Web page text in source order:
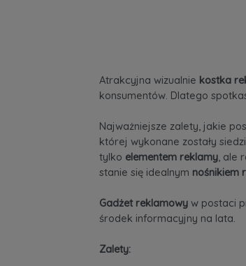
Atrakcyjna wizualnie kostka
konsumentów. Dlatego
Najważniejsze zalety, jakie
której wykonane zostały
tylko elementem reklamy ,
stanie się idealnym nośnikiem
Gadżet reklamowy w postaci
środek informacyjny na lata.
Zalety: